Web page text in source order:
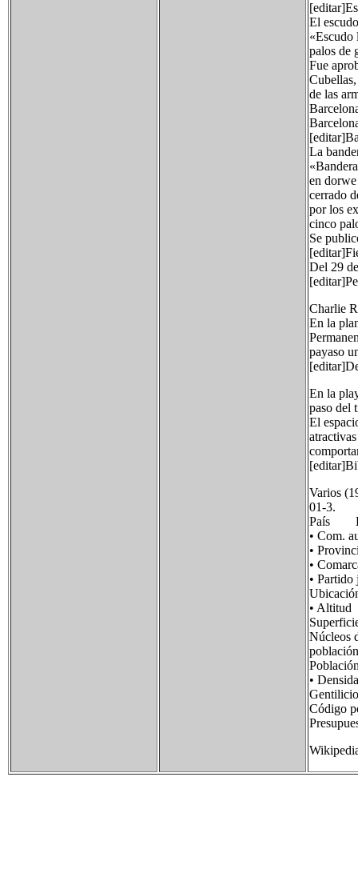
El
«Escudo
palos de
Fue
de las
La
en
cerrado
por los
cinco
Se
Del 29
Charlie
En la
payaso
En la
paso del
El
Varios
01-3.
País
• Com.
•
•
•
•
Núcleos
•
Código